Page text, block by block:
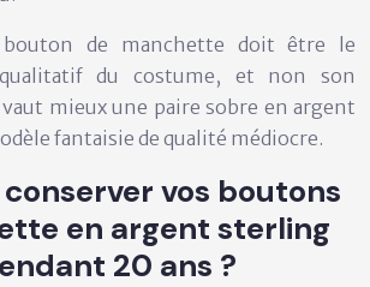
de manchette doit être le
du costume, et non son
mieux une paire sobre en argent
fantaisie de qualité médiocre.
vos boutons
en argent sterling
20 ans ?